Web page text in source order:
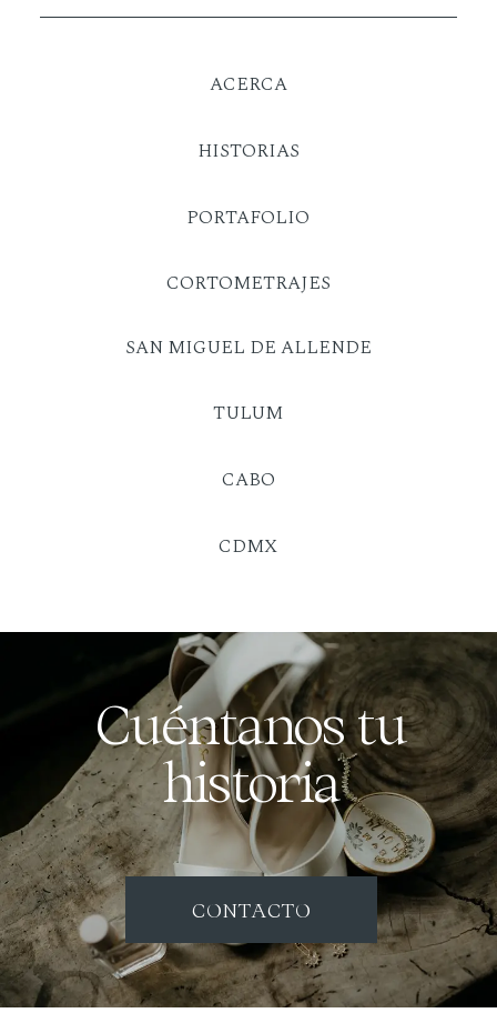
Cuéntanos tu
historia
ACERCA
SAN MIGUEL DE ALLENDE
HISTORIAS
TULUM
PORTAFOLIO
CABO
CONTACTO
CDMX
CORTOMETRAJES